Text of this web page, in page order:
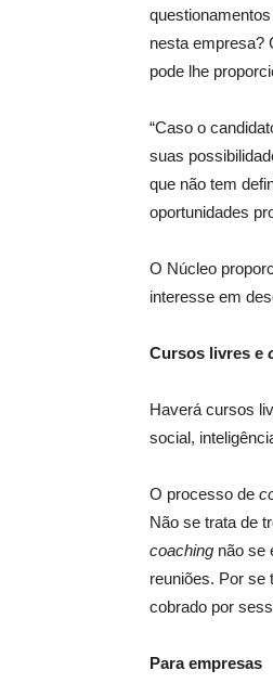
nesta empresa?
pode lhe
“Caso o
suas
que não tem
oportunidades
O Núcleo
interesse em
Cursos livres e
Haverá cursos
social,
O processo de
Não se trata de
coaching não se
reuniões. Por se
cobrado por
Para empresas